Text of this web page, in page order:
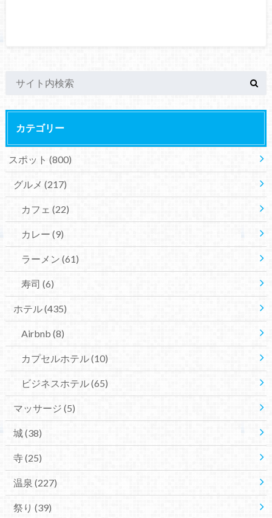
カテゴリー
スポット (800)
グルメ (217)
カフェ (22)
カレー (9)
ラーメン (61)
寿司 (6)
ホテル(435)
Airbnb (8)
カプセルホテル(10)
ビジネスホテル(65)
マッサージ (5)
城(38)
寺(25)
温泉 (227)
祭り (39)